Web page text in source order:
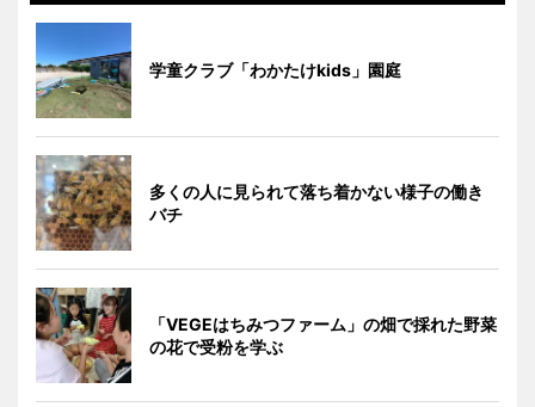
学童クラブ「わかたけkids」園庭
多くの人に見られて落ち着かない様子の働き
バチ
「VEGEはちみつファーム」の畑で採れた野菜
の花で受粉を学ぶ